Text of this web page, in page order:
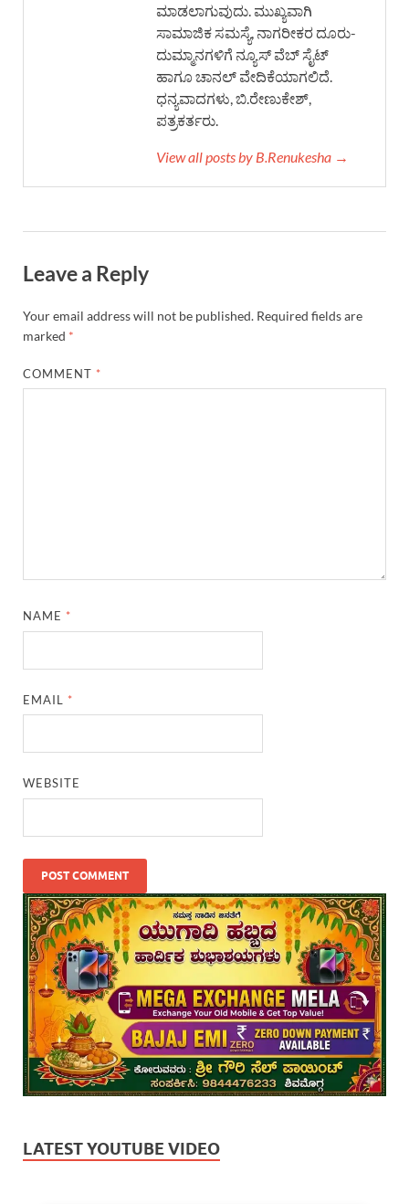
ಮಾಡಲಾಗುವುದು. ಮುಖ್ಯವಾಗಿ
ಸಾಮಾಜಿಕ ಸಮಸ್ಯೆ, ನಾಗರೀಕರ ದೂರು-
ದುಮ್ಮಾನಗಳಿಗೆ ನ್ಯೂಸ್ ವೆಬ್ ಸೈಟ್
ಹಾಗೂ ಚಾನಲ್ ವೇದಿಕೆಯಾಗಲಿದೆ.
ಧನ್ಯವಾದಗಳು, ಬಿ.ರೇಣುಕೇಶ್,
ಪತ್ರಕರ್ತರು.
View all posts by B.Renukesha →
Leave a Reply
Your email address will not be published. Required fields are
marked *
COMMENT *
NAME *
EMAIL *
WEBSITE
LATEST YOUTUBE VIDEO